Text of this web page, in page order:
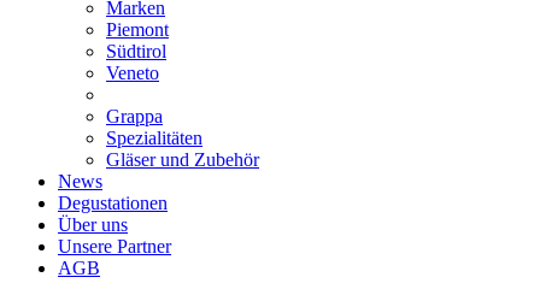
Marken
Piemont
Südtirol
Veneto
Grappa
Spezialitäten
Gläser und Zubehör
News
Degustationen
Über uns
Unsere Partner
AGB